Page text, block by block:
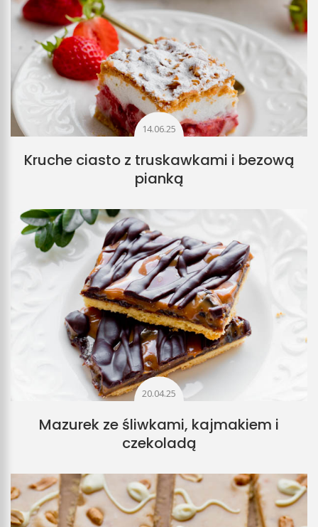
14.06.25
Kruche ciasto z truskawkami i bezową
pianką
20.04.25
Mazurek ze śliwkami, kajmakiem i
czekoladą